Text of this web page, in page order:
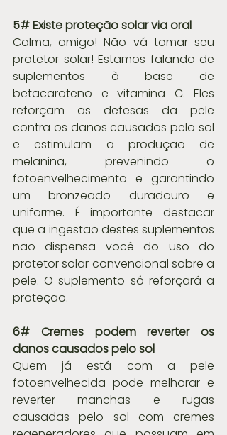
5# Existe proteção solar via oral
Calma, amigo! Não vá tomar seu
protetor solar! Estamos falando de
suplementos à base de
betacaroteno e vitamina C. Eles
reforçam as defesas da pele
contra os danos causados pelo sol
e estimulam a produção de
melanina, prevenindo o
fotoenvelhecimento e garantindo
um bronzeado duradouro e
uniforme. É importante destacar
que a ingestão destes suplementos
não dispensa você do uso do
protetor solar convencional sobre a
pele. O suplemento só reforçará a
proteção.
6# Cremes podem reverter os
danos causados pelo sol
Quem já está com a pele
fotoenvelhecida pode melhorar e
reverter manchas e rugas
causadas pelo sol com cremes